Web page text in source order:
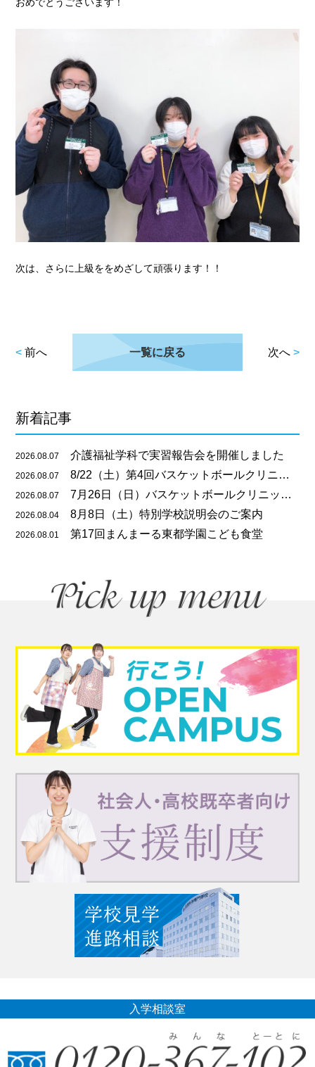
おめでとうございます！
次は、さらに上級ををめざして頑張ります！！
<前へ 一覧に戻る 次へ>
新着記事
2026.08.07 介護福祉学科で実習報告会を開催しました
2026.08.07 8/22（土）第4回バスケットボールクリニックのご案内
2026.08.07 7月26日（日）バスケットボールクリニックを開催しました
2026.08.04 8月8日（土）特別学校説明会のご案内
2026.08.01 第17回まんまーる東都学園こども食堂
入学相談室